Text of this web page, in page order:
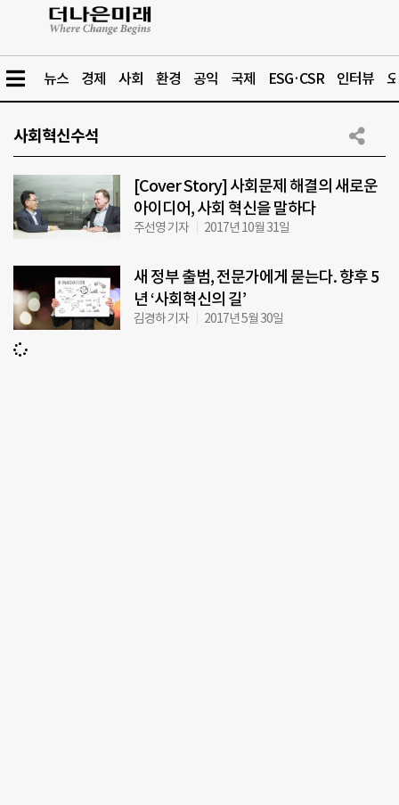
뉴스 경제 사회 환경 공익 국제 ESG·CSR 인터뷰
사회혁신수석
[Cover Story] 사회문제 해결의 새로운
아이디어, 사회 혁신을 말하다
주선영 기자 2017년 10월 31일
새 정부 출범, 전문가에게 묻는다. 향후 5
년 ‘사회혁신의 길’
김경하 기자 2017년 5월 30일